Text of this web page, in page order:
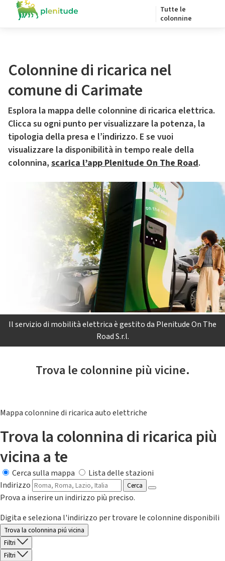
Tutte le
colonnine
Colonnine di ricarica nel
comune di Carimate
Esplora la mappa delle colonnine di ricarica elettrica.
Clicca su ogni punto per visualizzare la potenza, la
tipologia della presa e l’indirizzo. E se vuoi
visualizzare la disponibilità in tempo reale della
colonnina, scarica l’app Plenitude On The Road.
Il servizio di mobilità elettrica è gestito da Plenitude On The
Road S.r.l.
Trova le colonnine più vicine.
Mappa colonnine di ricarica auto elettriche
Trova la colonnina di ricarica più
vicina a te
Cerca sulla mappa
Lista delle stazioni
Indirizzo
Cerca
Prova a inserire un indirizzo più preciso.
Digita e seleziona l'indirizzo per trovare le colonnine disponibili
Trova la colonnina piú vicina
Filtri
Filtri